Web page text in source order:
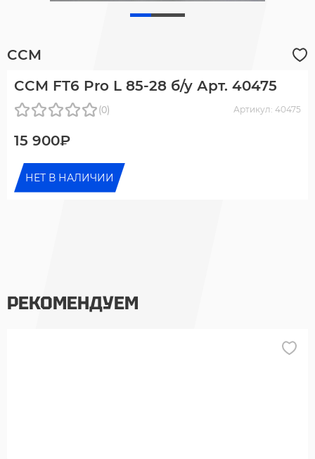
CCM
CCM FT6 Pro L 85-28 б/у Арт. 40475
(0) Артикул: 40475
15 900₽
НЕТ В НАЛИЧИИ
РЕКОМЕНДУЕМ